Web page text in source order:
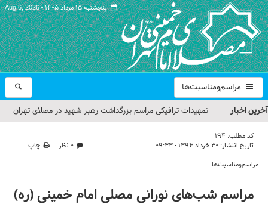
پنجشنبه ۱۵ مرداد ۱۴۰۵ - Aug 6, 2026
مراسم‌ومناسبت‌ها
آخرین اخبار
تمهیدات ترافیکی مراسم بزرگداشت رهبر شهید در مصلای تهران
حجت‌الاسلام حاج علی‌اکبری؛ خطیب این هفته نماز جمعه تهران
معظم انقلاب
کد مطلب: 194
تاریخ انتشار: ۳۰ خرداد ۱۳۹۴ - ۰۹:۳۳ ۰ نظر
چاپ
مراسم‌ومناسبت‌ها
مراسم شب‌های نورانی مصلی امام خمینی (ره)